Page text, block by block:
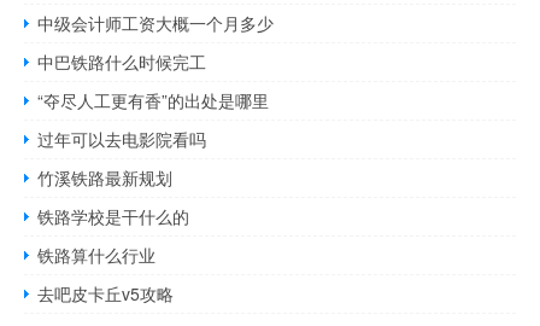
中级会计师工资大概一个月多少
中巴铁路什么时候完工
“夺尽人工更有香”的出处是哪里
过年可以去电影院看吗
竹溪铁路最新规划
铁路学校是干什么的
铁路算什么行业
去吧皮卡丘v5攻略